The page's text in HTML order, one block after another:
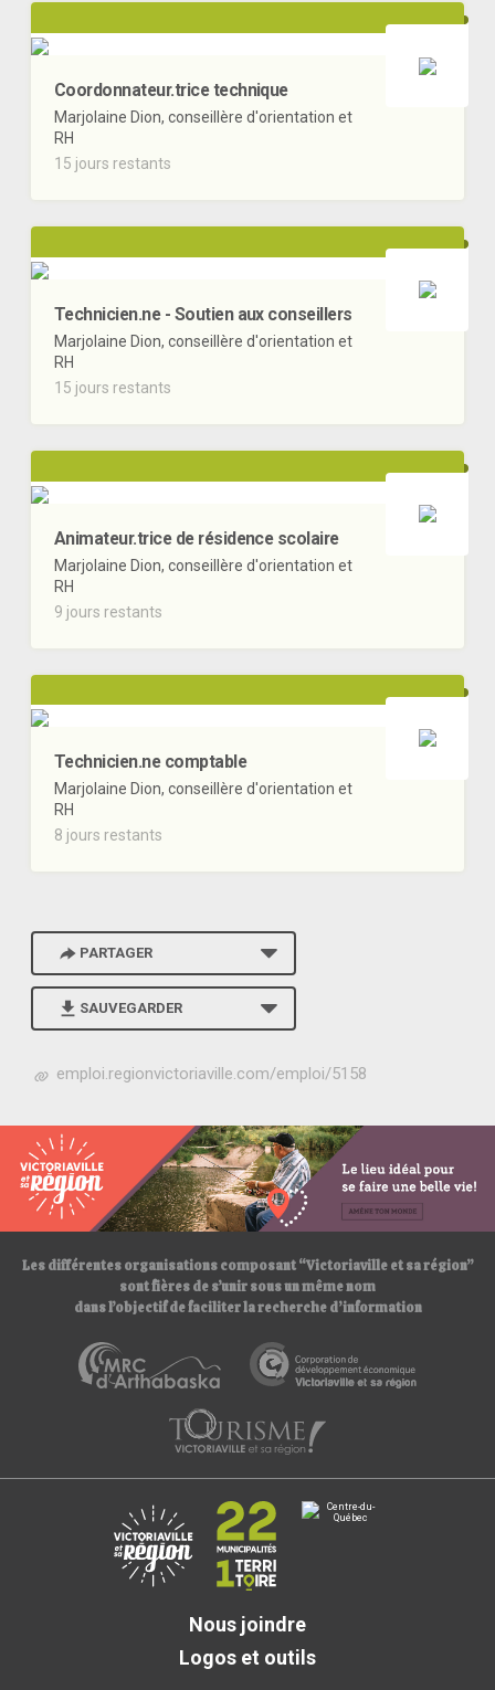
Coordonnateur.trice technique
Marjolaine Dion, conseillère d'orientation et
RH
15 jours restants
Technicien.ne - Soutien aux conseillers
Marjolaine Dion, conseillère d'orientation et
RH
15 jours restants
Animateur.trice de résidence scolaire
Marjolaine Dion, conseillère d'orientation et
RH
9 jours restants
Technicien.ne comptable
Marjolaine Dion, conseillère d'orientation et
RH
8 jours restants
PARTAGER
SAUVEGARDER
h
p
s
:
/
/
emploi.regionvictoriaville.com/emploi/5158
Les différentes organisations composant “Victoriaville et sa région”
sont fières de s’unir sous un même nom
dans l’objectif de faciliter la recherche d’information
Nous joindre
Logos et outils